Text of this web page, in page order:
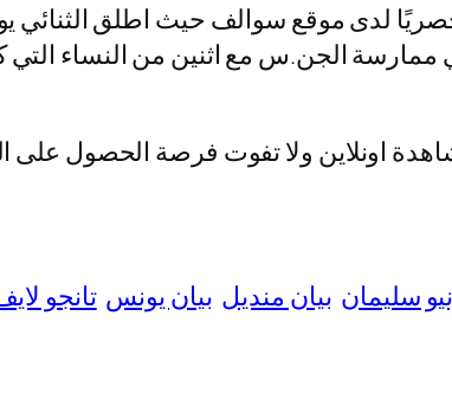
لدى موقع سوالف حيث اطلق
ممارسة الجن.س مع اثنين من النساء
اونلاين ولا تفوت فرصة الحصول على
سليمان بيان منديل بيان يونس تانجو